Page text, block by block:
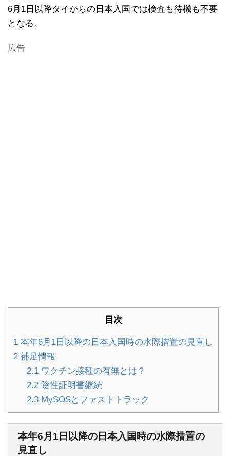
6月1日以降タイからの日本入国では検査も待機も不要
となる。
広告
目次
1 本年6月1日以降の日本入国時の水際措置の見直し
2 補足情報
2.1ワクチン接種の有無とは？
2.2陰性証明書継続
2.3MySOSとファストトラック
本年6月1日以降の日本入国時の水際措置の
見直し